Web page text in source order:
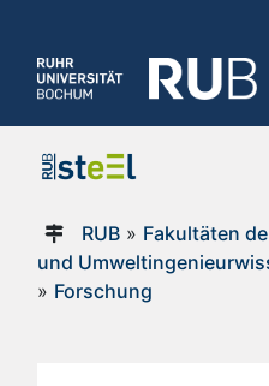
RUB» Fakultäten
und
» Forschung